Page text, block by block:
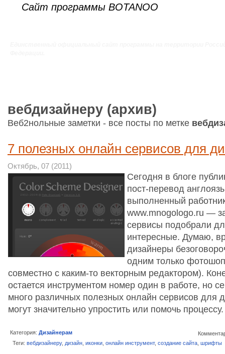
Сайт программы BOTANOO
вебдизайнеру (архив)
Веб2нольные заметки - все посты по метке
7 полезных онлайн сервисов для
Октябрь, 07 (2011)
Сегодня в блоге
пост-перевод
выполненный
www.mnogologo.ru —
сервисы подобрали
интересные. Думаю,
дизайнеры
одним только
совместно с каким-то векторным редактором).
остается инструментом номер один в работе, но
много различных полезных онлайн сервисов для
могут значительно упростить или помочь
Категория: Дизайнерам
Теги: вебдизайнеру, дизайн иконки онлайн инструмент, создание сайта шрифты